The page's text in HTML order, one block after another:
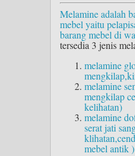
Melamine adalah
mebel yaitu
barang mebel di
tersedia 3 jenis
melamine
melamine
mengkilap
kelihatan)
melamine
serat jati
mebel antik )